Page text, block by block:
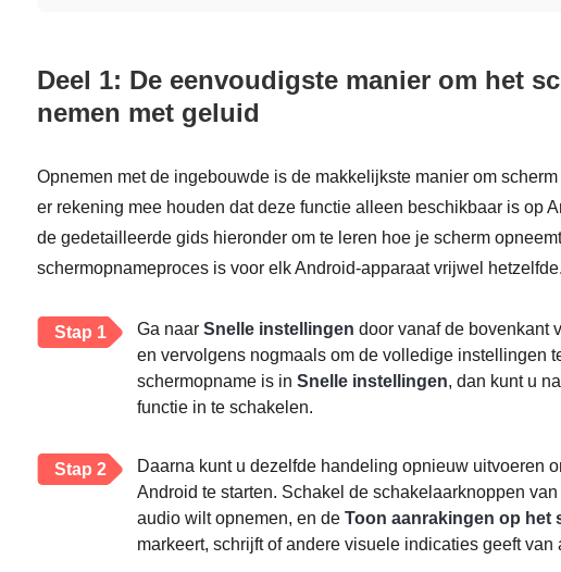
Deel 1: De eenvoudigste manier om het
nemen met geluid
Opnemen met de ingebouwde is de makkelijkste manier om
er rekening mee houden dat deze functie alleen beschikbaar is op
de gedetailleerde gids hieronder om te leren hoe je scherm
schermopnameproces is voor elk Android-apparaat vrijwel hetzelfde.
Stap 1 Ga naar Snelle instellingen door vanaf de bovenkant
en vervolgens nogmaals om de volledige instellingen
schermopname is in Snelle instellingen, dan kunt u
functie in te schakelen.
Stap 2
Daarna kunt u dezelfde handeling opnieuw uitvoeren
Android te starten. Schakel de schakelaarknoppen van
audio wilt opnemen, en de Toon aanrakingen op het
markeert, schrijft of andere visuele indicaties geeft